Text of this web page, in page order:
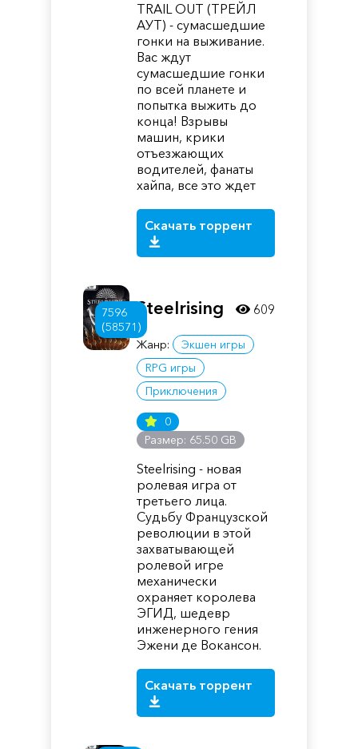
TRAIL OUT (ТРЕЙЛ
АУТ) - сумасшедшие
гонки на выживание.
Вас ждут
сумасшедшие гонки
по всей планете и
попытка выжить до
конца! Взрывы
машин, крики
отъезжающих
водителей, фанаты
хайпа, все это ждет
Скачать торрент
7596
(58571)
Steelrising
Жанр:
Экшен игры
RPG игры
Приключения
0
Размер: 65.50 GB
Steelrising - новая
ролевая игра от
третьего лица.
Судьбу Французской
революции в этой
захватывающей
ролевой игре
механически
охраняет королева
ЭГИД, шедевр
инженерного гения
Эжени де Вокансон.
Скачать торрент
609